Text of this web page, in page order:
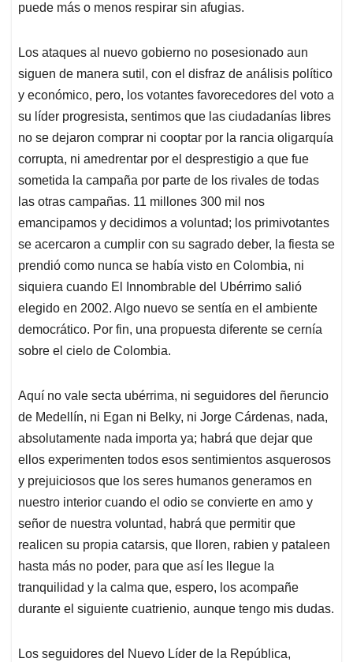
puede más o menos respirar sin afugias.
Los ataques al nuevo gobierno no posesionado aun
siguen de manera sutil, con el disfraz de análisis político
y económico, pero, los votantes favorecedores del voto a
su líder progresista, sentimos que las ciudadanías libres
no se dejaron comprar ni cooptar por la rancia oligarquía
corrupta, ni amedrentar por el desprestigio a que fue
sometida la campaña por parte de los rivales de todas
las otras campañas. 11 millones 300 mil nos
emancipamos y decidimos a voluntad; los primivotantes
se acercaron a cumplir con su sagrado deber, la fiesta se
prendió como nunca se había visto en Colombia, ni
siquiera cuando El Innombrable del Ubérrimo salió
elegido en 2002. Algo nuevo se sentía en el ambiente
democrático. Por fin, una propuesta diferente se cernía
sobre el cielo de Colombia.
Aquí no vale secta ubérrima, ni seguidores del ñeruncio
de Medellín, ni Egan ni Belky, ni Jorge Cárdenas, nada,
absolutamente nada importa ya; habrá que dejar que
ellos experimenten todos esos sentimientos asquerosos
y prejuiciosos que los seres humanos generamos en
nuestro interior cuando el odio se convierte en amo y
señor de nuestra voluntad, habrá que permitir que
realicen su propia catarsis, que lloren, rabien y pataleen
hasta más no poder, para que así les llegue la
tranquilidad y la calma que, espero, los acompañe
durante el siguiente cuatrienio, aunque tengo mis dudas.
Los seguidores del Nuevo Líder de la República,